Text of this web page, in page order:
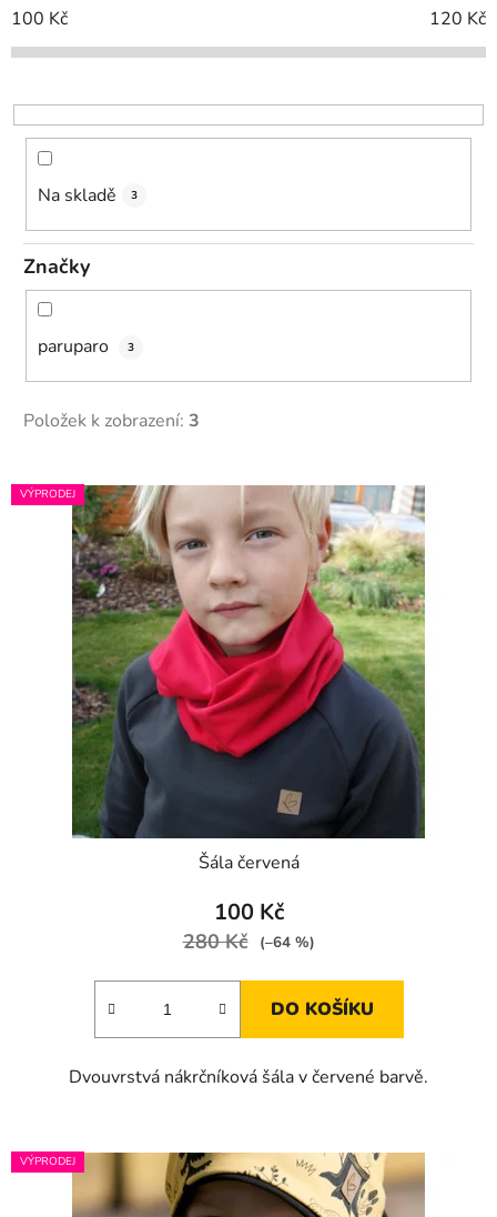
í
p
o
d
ů
100 Kč 120 Kč
Na skladě 3
Značky
paruparo 3
Položek k zobrazení: 3
V
ý
VÝPRODEJ
Šála červená
100 Kč
280 Kč (–64 %)
DO KOŠÍKU
Dvouvrstvá nákrčníková šála v červené barvě.
VÝPRODEJ